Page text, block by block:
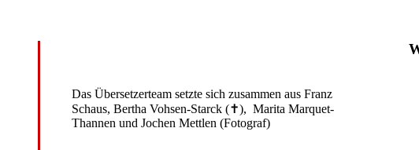
Das Übersetzerteam setzte sich zusammen aus Franz
Schaus, Bertha Vohsen-Starck (✝), Marita Marquet-
Thannen und Jochen Mettlen (Fotograf)